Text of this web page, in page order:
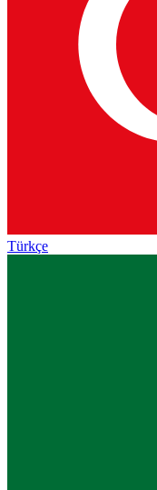
Türkçe